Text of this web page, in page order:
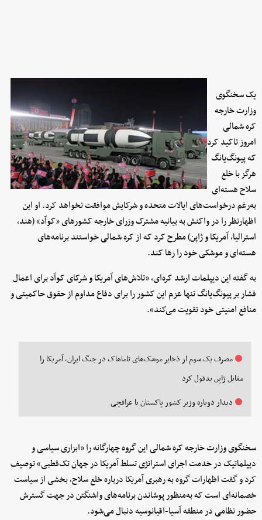
یک سخنگوی
وزارت خارجه
کره‌ شمالی
امروز تاکید کرد
که پیونگ‌یانگ
هرگز با خلع
سلاح هسته‌ای
به‌رغم درخواست‌های ایالات متحده و شرکایش موافقت نخواهد کرد. او این
اظهارنظر را در واکنش به بیانیه مشترک وزرای خارجه کشورهای «کوآد» (هند،
استرالیا، آمریکا و ژاپن) مطرح کرد که از کره‌ شمالی خواستند برنامه‌های
هسته‌ای و موشکی خود را رها کند.
به گفته این دیپلمات ارشد کره‌ای، «تلاش‌های آمریکا و شرکای کوآد برای اعمال
فشار بر پیونگ‌یانگ تنها عزم این کشور را برای دفاع مداوم از حقوق حاکمیتی و
منافع امنیتی خود تقویت می‌کند».
مصرف یک سوم از ذخایر موشک‌های تاماهاک در جنگ ایران، آمریکا را
مقابل ژاپن بدقول کرد
دیدار دوباره وزیر کشور پاکستان با عراقچی
سخنگوی وزارت خارجه کره‌ شمالی این گروه چهارگانه را «ابزاری سیاسی و
دیپلماتیک در خدمت اجرای استراتژی تسلط آمریکا در جهان تک‌قطبی» توصیف
کرد و گفت اظهارات گروه به رهبری آمریکا درباره خلع سلاح، بخشی از سیاست
خصمانه‌ای است که به‌منظور پوشاندن برنامه‌های واشنگتن در جهت گسترش
حضور نظامی در منطقه آسیا-اقیانوسیه دنبال می‌شود.